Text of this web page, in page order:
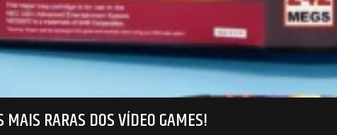
RARAS DOS VÍDEO GAMES!